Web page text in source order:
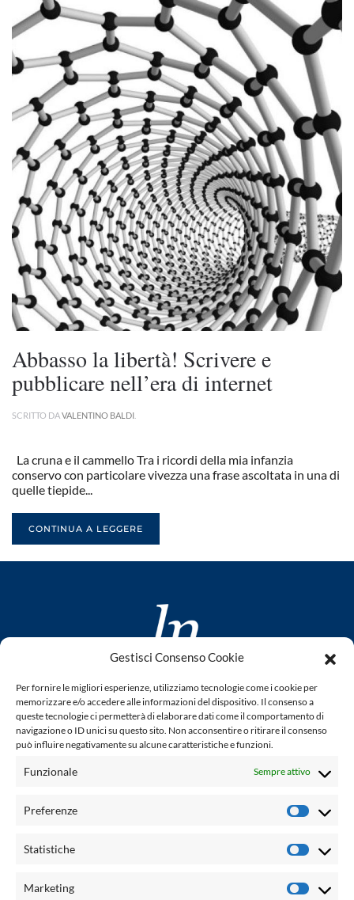
Gestisci Consenso Cookie
Per fornire le migliori esperienze, utilizziamo tecnologie come i cookie per
memorizzare e/o accedere alle informazioni del dispositivo. Il consenso a
queste tecnologie ci permetterà di elaborare dati come il comportamento di
navigazione o ID unici su questo sito. Non acconsentire o ritirare il consenso
può influire negativamente su alcune caratteristiche e funzioni.
Funzionale Sempre attivo
Preferenze
Statistiche
Marketing
Abbasso la libertà! Scrivere e
pubblicare nell’era di internet
SCRITTO DAVALENTINO BALDI
La cruna e il cammello Tra i ricordi della mia infanzia
conservo con particolare vivezza una frase ascoltata in una di
quelle tiepide...
CONTINUA A LEGGERE
www.laletteraturaenoi.it
fondato da Romano Luperini
Questo blog non rappresenta una testata giornalistica in
quanto viene aggiornato senza alcuna periodicità. Non può
legge n° 62 del 7.03.2001. L'autore non è responsabile per
email: